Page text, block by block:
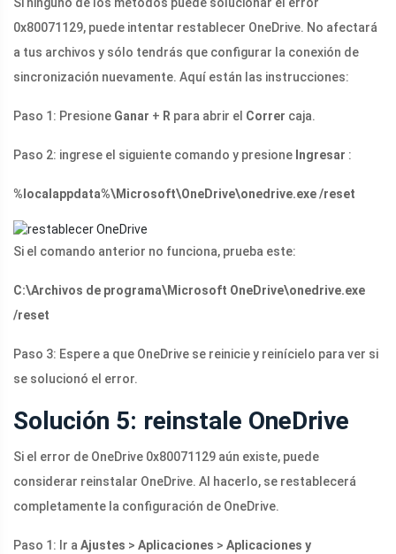
0x80071129, puede intentar restablecer OneDrive. No afectará
a tus archivos y sólo tendrás que configurar la conexión de
sincronización nuevamente. Aquí están las instrucciones:
Paso 1: Presione Ganar + R para abrir el Correr caja.
Paso 2: ingrese el siguiente comando y presione Ingresar :
%localappdata%\Microsoft\OneDrive\onedrive.exe /reset
Si el comando anterior no funciona, prueba este:
C:\Archivos de programa\Microsoft OneDrive\onedrive.exe
/reset
Paso 3: Espere a que OneDrive se reinicie y reinícielo para ver si
se solucionó el error.
Solución 5: reinstale OneDrive
Si el error de OneDrive 0x80071129 aún existe, puede
considerar reinstalar OneDrive. Al hacerlo, se restablecerá
completamente la configuración de OneDrive.
Paso 1: Ir a Ajustes > Aplicaciones > Aplicaciones y